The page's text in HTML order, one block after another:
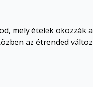
mely ételek okozzák
az étrended